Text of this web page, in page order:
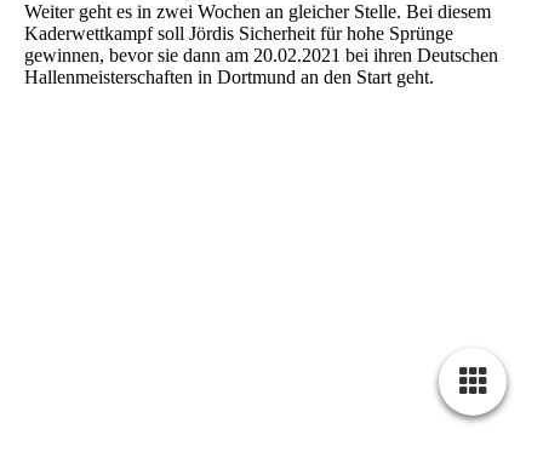
Weiter geht es in zwei Wochen an gleicher Stelle. Bei diesem
Kaderwettkampf soll Jördis Sicherheit für hohe Sprünge
gewinnen, bevor sie dann am 20.02.2021 bei ihren Deutschen
Hallenmeisterschaften in Dortmund an den Start geht.